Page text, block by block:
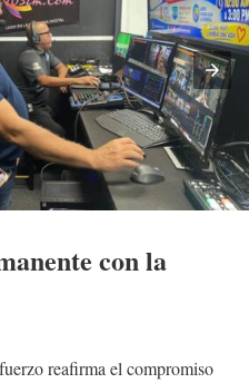
con la
reafirma el compromiso